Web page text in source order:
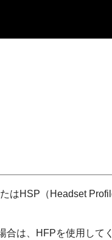
はHSP（Headset
は、HFPを使用して